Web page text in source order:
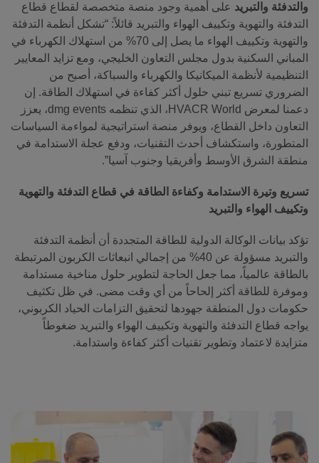
والتدفئة والتبريد على أهمية وجود منصة متخصصة لقطاع قطاع
التدفئة والتهوية وتكييف الهواء والتبريد قائلاً: “تشكل أنظمة التدفئة
والتهوية وتكييف الهواء ما يصل إلى 70% من استهلاك الكهرباء في
المباني السكنية بدول مجلس التعاون الخليجي، ومع تزايد المعايير
التنظيمية لأنظمة الميكانيكا والكهرباء والسباكة، أصبح من
الضروري تسريع تبني حلول أكثر كفاءة في استهلاك الطاقة. إن
دعمنا لمعرض HVACR World، الذي تنظمه dmg events، يعزز
التعاون داخل القطاع، ويوفر منصة استراتيجية لمواءمة السياسات
المتطورة، واستكشاف أحدث التقنيات، ودفع عجلة الاستدامة في
منطقة الشرق الأوسط وأفريقيا وجنوب آسيا”.
تسريع وتيرة الاستدامة وكفاءة الطاقة في قطاع التدفئة والتهوية
وتكييف الهواء والتبريد
تؤكد بيانات الوكالة الدولية للطاقة المتجددة أن أنظمة التدفئة
والتبريد مسؤولة عن 40% من إجمالي انبعاثات الكربون المرتبطة
بالطاقة عالمياً، مما جعل الحاجة لتطوير حلول مناخية مستدامة
وموفرة للطاقة أكثر إلحاحاً من أي وقت مضى. في ظل تكثيف
حكومات دول المنطقة جهودها لتحقيق التزامات الحياد الكربوني،
يواجه قطاع التدفئة والتهوية وتكييف الهواء والتبريد ضغوطاً
متزايدة لاعتماد وتطوير تقنيات أكثر كفاءة واستدامة.